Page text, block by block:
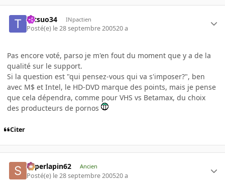
tetsuo34 INpactien
Posté(e) le 28 septembre 200520 a
Pas encore voté, parso je m'en fout du moment que y a de la
qualité sur le support.
Si la question est "qui pensez-vous qui va s'imposer?", ben
avec M$ et Intel, le HD-DVD marque des points, mais je pense
que cela dépendra, comme pour VHS vs Betamax, du choix
des producteurs de pornos
Citer
superlapin62 Ancien
Posté(e) le 28 septembre 200520 a